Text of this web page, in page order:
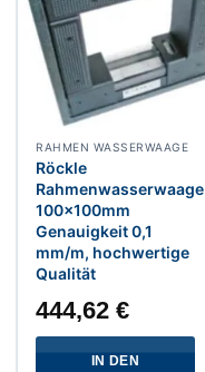
RAHMEN WASSERWAAGE
Röckle
Rahmenwasserwaage
100x100mm
Genauigkeit 0,1
mm/m, hochwertige
Qualität
444,62€
IN DEN